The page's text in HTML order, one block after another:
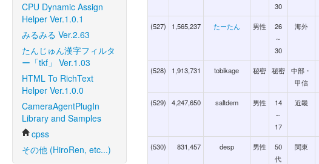
CPU Dynamic Assign
Helper Ver.1.0.1
みるみる Ver.2.63
たんじゅん漢字フィルタ
ー「tkf」 Ver.1.03
HTML To RichText
Helper Ver.1.0.0
CameraAgentPlugIn
Library and Samples
cpss
その他 (HiroRen, etc...)
30
(527) 1,565,237 たーたん 男性
26
～
30
海外
(528) 1,913,731 tobikage 秘密 秘密
中部・
甲信
(529) 4,247,650 saltdem 男性
14
～
17
近畿
(530) 831,457 desp 男性
50
代
関東